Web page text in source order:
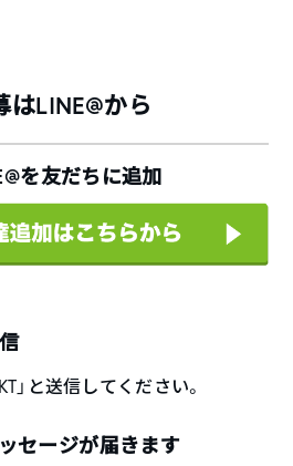
LINE@から
を友だちに追加
」と送信してください。
セージが届きます